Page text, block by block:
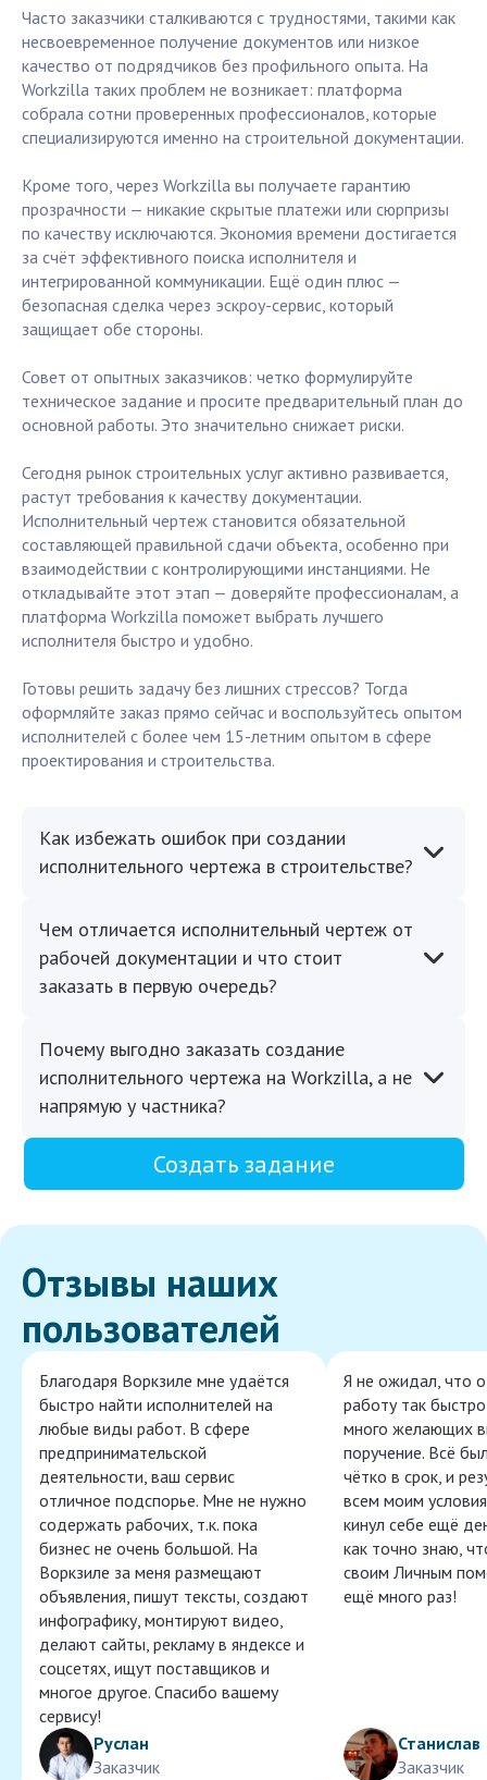
Часто заказчики сталкиваются с трудностями, такими как
несвоевременное получение документов или низкое
качество от подрядчиков без профильного опыта. На
Workzilla таких проблем не возникает: платформа
собрала сотни проверенных профессионалов, которые
специализируются именно на строительной документации.
Кроме того, через Workzilla вы получаете гарантию
прозрачности — никакие скрытые платежи или сюрпризы
по качеству исключаются. Экономия времени достигается
за счёт эффективного поиска исполнителя и
интегрированной коммуникации. Ещё один плюс —
безопасная сделка через эскроу-сервис, который
защищает обе стороны.
Совет от опытных заказчиков: четко формулируйте
техническое задание и просите предварительный план до
основной работы. Это значительно снижает риски.
Сегодня рынок строительных услуг активно развивается,
растут требования к качеству документации.
Исполнительный чертеж становится обязательной
составляющей правильной сдачи объекта, особенно при
взаимодействии с контролирующими инстанциями. Не
откладывайте этот этап — доверяйте профессионалам, а
платформа Workzilla поможет выбрать лучшего
исполнителя быстро и удобно.
Готовы решить задачу без лишних стрессов? Тогда
оформляйте заказ прямо сейчас и воспользуйтесь опытом
исполнителей с более чем 15-летним опытом в сфере
проектирования и строительства.
Как избежать ошибок при создании
исполнительного чертежа в строительстве?
Чем отличается исполнительный чертеж от
рабочей документации и что стоит
заказать в первую очередь?
Почему выгодно заказать создание
исполнительного чертежа на Workzilla, а не
напрямую у частника?
Создать задание
Отзывы наших
пользователей
Благодаря Воркзиле мне удаётся
быстро найти исполнителей на
любые виды работ. В сфере
предпринимательской
деятельности, ваш сервис
отличное подспорье. Мне не нужно
содержать рабочих, т.к. пока
бизнес не очень большой. На
Воркзиле за меня размещают
объявления, пишут тексты, создают
инфографику, монтируют видео,
делают сайты, рекламу в яндексе и
соцсетях, ищут поставщиков и
многое другое. Спасибо вашему
сервису!
Руслан
Заказчик
Я не ожидал, что
работу так
много желающих
поручение. Всё
чётко в срок, и
всем моим
кинул себе ещё
как точно знаю,
своим Личным
ещё много раз!
Станислав
Заказчик